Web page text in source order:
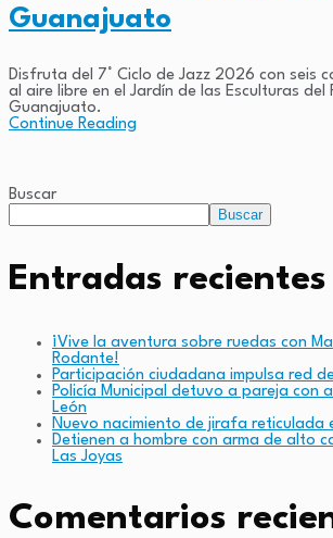
Guanajuato
Disfruta del 7° Ciclo de Jazz 2026 con seis
al aire libre en el Jardín de las Esculturas del
Guanajuato.
Continue Reading
Buscar
Buscar
Entradas recientes
¡Vive la aventura sobre ruedas con
Rodante!
Participación ciudadana impulsa red
Policía Municipal detuvo a pareja con
León
Nuevo nacimiento de jirafa reticulada
Detienen a hombre con arma de alto
Las Joyas
Comentarios